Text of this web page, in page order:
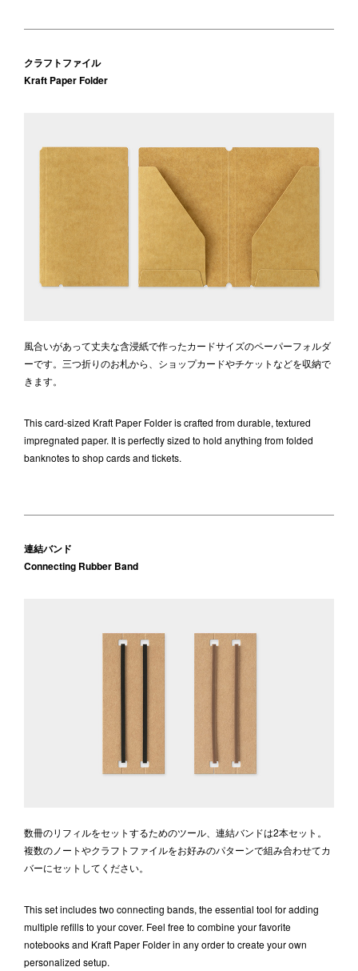
クラフトファイル
Kraft Paper Folder
風合いがあって丈夫な含浸紙で作ったカードサイズのペーパーフォルダ
ーです。三つ折りのお札から、ショップカードやチケットなどを収納で
きます。
This card-sized Kraft Paper Folder is crafted from durable, textured
impregnated paper. It is perfectly sized to hold anything from folded
banknotes to shop cards and tickets.
連結バンド
Connecting Rubber Band
数冊のリフィルをセットするためのツール、連結バンドは2本セット。
複数のノートやクラフトファイルをお好みのパターンで組み合わせてカ
バーにセットしてください。
This set includes two connecting bands, the essential tool for adding
multiple refills to your cover. Feel free to combine your favorite
notebooks and Kraft Paper Folder in any order to create your own
personalized setup.